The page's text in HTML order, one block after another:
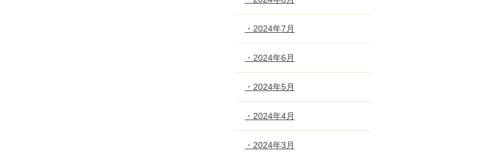
・2024年7月
・2024年6月
・2024年5月
・2024年4月
・2024年3月